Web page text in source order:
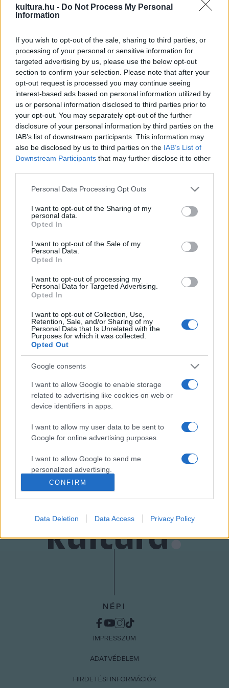
kultura.hu - Do Not Process My Personal
Information
If you wish to opt-out of the sale, sharing to third parties, or
processing of your personal or sensitive information for
targeted advertising by us, please use the below opt-out
section to confirm your selection. Please note that after your
opt-out request is processed you may continue seeing
interest-based ads based on personal information utilized by
us or personal information disclosed to third parties prior to
your opt-out. You may separately opt-out of the further
disclosure of your personal information by third parties on the
IAB’s list of downstream participants. This information may
also be disclosed by us to third parties on the IAB’s List of
Downstream Participants that may further disclose it to other
Please note that this website/app uses one or more Google
not limited to your visit or usage behaviour. You may click to
grant or deny consent to Google and its third-party tags to
use your data for below specified purposes in below Google
consent section.
Personal Data Processing Opt Outs
I want to opt-out of the Sharing of my
personal data.
Opted In
I want to opt-out of the Sale of my
Personal Data.
Opted In
I want to opt-out of processing my
Personal Data for Targeted Advertising.
Opted In
I want to opt-out of Collection, Use,
Retention, Sale, and/or Sharing of my
Personal Data that Is Unrelated with the
Purposes for which it was collected.
Opted Out
Google consents
I want to allow Google to enable storage
related to advertising like cookies on web or
device identifiers in apps.
I want to allow my user data to be sent to
Google for online advertising purposes.
I want to allow Google to send me
personalized advertising.
I want to allow Google to enable storage
related to analytics like cookies on web or
related to functionality of the website or app.
I want to allow Google to enable storage
related to security, including authentication
functionality and fraud prevention, and other
CONFIRM
Data Deletion Data Access Privacy Policy
Az idei Filmszemle fődíjával kitüntetett, a Berlinalét is
hangulatú kerettörténetbe helyezett mágikus-realista
horrormese, melyben egy Mona nevű erdélyi nő (Török-
Illyés Orsolya) lassú prostituálásának lehetünk tanúi, és
követhetjük útját a Fekete-tenger partjától egészen
Liverpoolig, ahol a címadó bordélyban különféle irodalmi
szerepköröket tölt be. ABiblioth?que ... sem hangulatában,
sem üzenetében nem hasonlítható aLilja 4-everhez, mert
olyan eklektikus, akár egy Greenaway-film és mozgalmas,
mint egy Kusturica-operett, ám ha meg kellene bélyegezni,
lett volna, ezt a filmet a hatvanas években leforgatja, így
azonban mi élvezhetjük először Hajdu agytekervényeinek
finom visszacsatolásait.
KRITIKÁNK:Álomtól álomig ? BIBLIOTHEQUE PASCAL
Biblioth?que Pascal
(színes feliratos magyar-német filmdráma 111 p. 2010)(16)
Színész: Andi Vasluianu, Oana Pellea, Razvan Vasilescu,
Török-Illyés Orsolya
NÉPI
IMPRESSZUM
ADATVÉDELEM
HIRDETÉSI INFORMÁCIÓK